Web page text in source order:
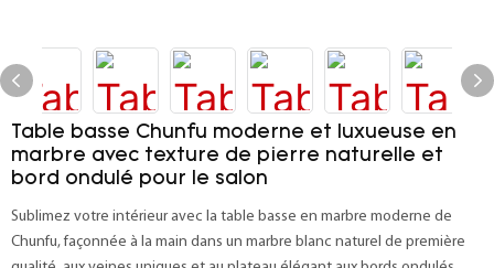
Table basse Chunfu moderne et luxueuse en
marbre avec texture de pierre naturelle et
bord ondulé pour le salon
Sublimez votre intérieur avec la table basse en marbre moderne de
Chunfu, façonnée à la main dans un marbre blanc naturel de première